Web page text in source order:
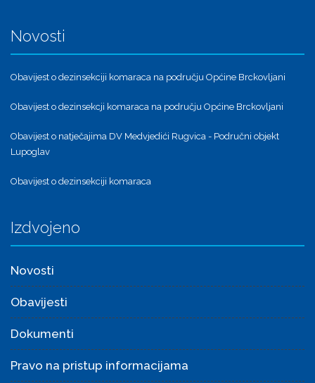
Novosti
Obavijest o dezinsekciji komaraca na području Općine Brckovljani
Obavijest o dezinsekcji komaraca na području Općine Brckovljani
Obavijest o natječajima DV Medvjedići Rugvica - Područni objekt
Lupoglav
Obavijest o dezinsekciji komaraca
Izdvojeno
Novosti
Obavijesti
Dokumenti
Pravo na pristup informacijama